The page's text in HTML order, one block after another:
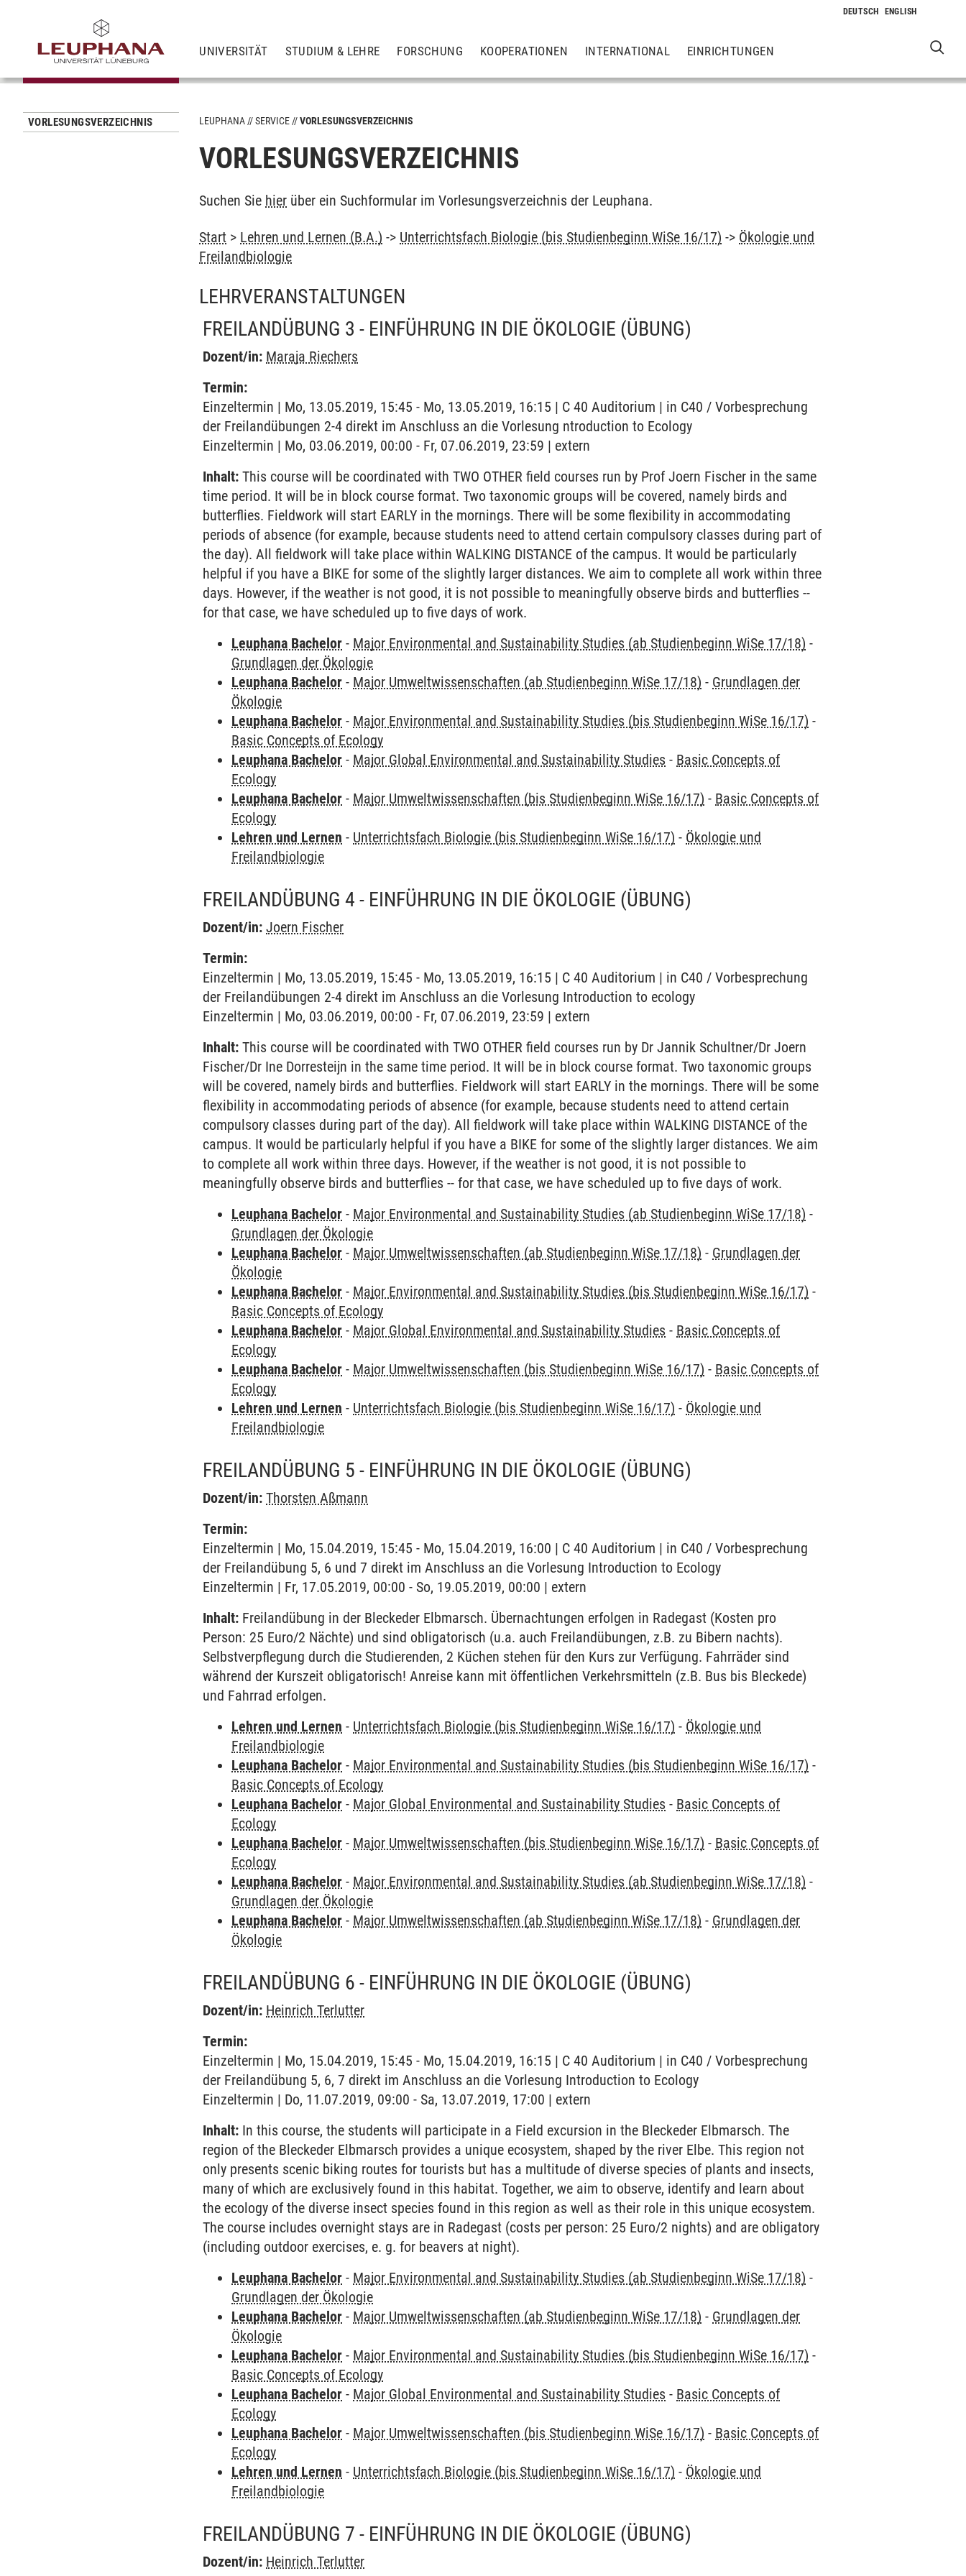
UNIVERSITÄT STUDIUM & LEHRE FORSCHUNG KOOPERATIONEN INTERNATIONAL EINRICHTUNGEN
VORLESUNGSVERZEICHNIS LEUPHANA SERVICE VORLESUNGSVERZEICHNIS
VORLESUNGSVERZEICHNIS
Suchen Sie hier über ein Suchformular im Vorlesungsverzeichnis der Leuphana.
Start > Lehren und Lernen (B.A.) -> Unterrichtsfach Biologie (bis Studienbeginn WiSe 16/17) -> Ökologie und
Freilandbiologie
LEHRVERANSTALTUNGEN
FREILANDÜBUNG 3 - EINFÜHRUNG IN DIE ÖKOLOGIE (ÜBUNG)
Dozent/in: Maraja Riechers
Termin:
Einzeltermin | Mo, 13.05.2019, 15:45 - Mo, 13.05.2019, 16:15 | C 40 Auditorium | in C40 / Vorbesprechung
der Freilandübungen 2-4 direkt im Anschluss an die Vorlesung ntroduction to Ecology
Einzeltermin | Mo, 03.06.2019, 00:00 - Fr, 07.06.2019, 23:59 | extern
Inhalt: This course will be coordinated with TWO OTHER field courses run by Prof Joern Fischer in the same
time period. It will be in block course format. Two taxonomic groups will be covered, namely birds and
butterflies. Fieldwork will start EARLY in the mornings. There will be some flexibility in accommodating
periods of absence (for example, because students need to attend certain compulsory classes during part of
the day). All fieldwork will take place within WALKING DISTANCE of the campus. It would be particularly
helpful if you have a BIKE for some of the slightly larger distances. We aim to complete all work within three
days. However, if the weather is not good, it is not possible to meaningfully observe birds and butterflies --
for that case, we have scheduled up to five days of work.
Leuphana Bachelor - Major Environmental and Sustainability Studies (ab Studienbeginn WiSe 17/18) -
Grundlagen der Ökologie
Leuphana Bachelor - Major Umweltwissenschaften (ab Studienbeginn WiSe 17/18) - Grundlagen der
Ökologie
Leuphana Bachelor - Major Environmental and Sustainability Studies (bis Studienbeginn WiSe 16/17) -
Basic Concepts of Ecology
Leuphana Bachelor - Major Global Environmental and Sustainability Studies - Basic Concepts of
Ecology
Leuphana Bachelor - Major Umweltwissenschaften (bis Studienbeginn WiSe 16/17) - Basic Concepts of
Ecology
Lehren und Lernen - Unterrichtsfach Biologie (bis Studienbeginn WiSe 16/17) - Ökologie und
Freilandbiologie
FREILANDÜBUNG 4 - EINFÜHRUNG IN DIE ÖKOLOGIE (ÜBUNG)
Dozent/in: Joern Fischer
Termin:
Einzeltermin | Mo, 13.05.2019, 15:45 - Mo, 13.05.2019, 16:15 | C 40 Auditorium | in C40 / Vorbesprechung
der Freilandübungen 2-4 direkt im Anschluss an die Vorlesung Introduction to ecology
Einzeltermin | Mo, 03.06.2019, 00:00 - Fr, 07.06.2019, 23:59 | extern
Inhalt: This course will be coordinated with TWO OTHER field courses run by Dr Jannik Schultner/Dr Joern
Fischer/Dr Ine Dorresteijn in the same time period. It will be in block course format. Two taxonomic groups
will be covered, namely birds and butterflies. Fieldwork will start EARLY in the mornings. There will be some
flexibility in accommodating periods of absence (for example, because students need to attend certain
compulsory classes during part of the day). All fieldwork will take place within WALKING DISTANCE of the
campus. It would be particularly helpful if you have a BIKE for some of the slightly larger distances. We aim
to complete all work within three days. However, if the weather is not good, it is not possible to
meaningfully observe birds and butterflies -- for that case, we have scheduled up to five days of work.
Leuphana Bachelor - Major Environmental and Sustainability Studies (ab Studienbeginn WiSe 17/18) -
Grundlagen der Ökologie
Leuphana Bachelor - Major Umweltwissenschaften (ab Studienbeginn WiSe 17/18) - Grundlagen der
Ökologie
Leuphana Bachelor - Major Environmental and Sustainability Studies (bis Studienbeginn WiSe 16/17) -
Basic Concepts of Ecology
Leuphana Bachelor - Major Global Environmental and Sustainability Studies - Basic Concepts of
Ecology
Leuphana Bachelor - Major Umweltwissenschaften (bis Studienbeginn WiSe 16/17) - Basic Concepts of
Ecology
Lehren und Lernen - Unterrichtsfach Biologie (bis Studienbeginn WiSe 16/17) - Ökologie und
Freilandbiologie
FREILANDÜBUNG 5 - EINFÜHRUNG IN DIE ÖKOLOGIE (ÜBUNG)
Dozent/in: Thorsten Aßmann
Termin:
Einzeltermin | Mo, 15.04.2019, 15:45 - Mo, 15.04.2019, 16:00 | C 40 Auditorium | in C40 / Vorbesprechung
der Freilandübung 5, 6 und 7 direkt im Anschluss an die Vorlesung Introduction to Ecology
Einzeltermin | Fr, 17.05.2019, 00:00 - So, 19.05.2019, 00:00 | extern
Inhalt: Freilandübung in der Bleckeder Elbmarsch. Übernachtungen erfolgen in Radegast (Kosten pro
Person: 25 Euro/2 Nächte) und sind obligatorisch (u.a. auch Freilandübungen, z.B. zu Bibern nachts).
Selbstverpflegung durch die Studierenden, 2 Küchen stehen für den Kurs zur Verfügung. Fahrräder sind
während der Kurszeit obligatorisch! Anreise kann mit öffentlichen Verkehrsmitteln (z.B. Bus bis Bleckede)
und Fahrrad erfolgen.
Lehren und Lernen - Unterrichtsfach Biologie (bis Studienbeginn WiSe 16/17) - Ökologie und
Freilandbiologie
Leuphana Bachelor - Major Environmental and Sustainability Studies (bis Studienbeginn WiSe 16/17) -
Basic Concepts of Ecology
Leuphana Bachelor - Major Global Environmental and Sustainability Studies - Basic Concepts of
Ecology
Leuphana Bachelor - Major Umweltwissenschaften (bis Studienbeginn WiSe 16/17) - Basic Concepts of
Ecology
Leuphana Bachelor - Major Environmental and Sustainability Studies (ab Studienbeginn WiSe 17/18) -
Grundlagen der Ökologie
Leuphana Bachelor - Major Umweltwissenschaften (ab Studienbeginn WiSe 17/18) - Grundlagen der
Ökologie
FREILANDÜBUNG 6 - EINFÜHRUNG IN DIE ÖKOLOGIE (ÜBUNG)
Dozent/in: Heinrich Terlutter
Termin:
Einzeltermin | Mo, 15.04.2019, 15:45 - Mo, 15.04.2019, 16:15 | C 40 Auditorium | in C40 / Vorbesprechung
der Freilandübung 5, 6, 7 direkt im Anschluss an die Vorlesung Introduction to Ecology
Einzeltermin | Do, 11.07.2019, 09:00 - Sa, 13.07.2019, 17:00 | extern
Inhalt: In this course, the students will participate in a Field excursion in the Bleckeder Elbmarsch. The
region of the Bleckeder Elbmarsch provides a unique ecosystem, shaped by the river Elbe. This region not
only presents scenic biking routes for tourists but has a multitude of diverse species of plants and insects,
many of which are exclusively found in this habitat. Together, we aim to observe, identify and learn about
the ecology of the diverse insect species found in this region as well as their role in this unique ecosystem.
The course includes overnight stays are in Radegast (costs per person: 25 Euro/2 nights) and are obligatory
(including outdoor exercises, e. g. for beavers at night).
Leuphana Bachelor - Major Environmental and Sustainability Studies (ab Studienbeginn WiSe 17/18) -
Grundlagen der Ökologie
Leuphana Bachelor - Major Umweltwissenschaften (ab Studienbeginn WiSe 17/18) - Grundlagen der
Ökologie
Leuphana Bachelor - Major Environmental and Sustainability Studies (bis Studienbeginn WiSe 16/17) -
Basic Concepts of Ecology
Leuphana Bachelor - Major Global Environmental and Sustainability Studies - Basic Concepts of
Ecology
Leuphana Bachelor - Major Umweltwissenschaften (bis Studienbeginn WiSe 16/17) - Basic Concepts of
Ecology
Lehren und Lernen - Unterrichtsfach Biologie (bis Studienbeginn WiSe 16/17) - Ökologie und
Freilandbiologie
FREILANDÜBUNG 7 - EINFÜHRUNG IN DIE ÖKOLOGIE (ÜBUNG)
Dozent/in: Heinrich Terlutter